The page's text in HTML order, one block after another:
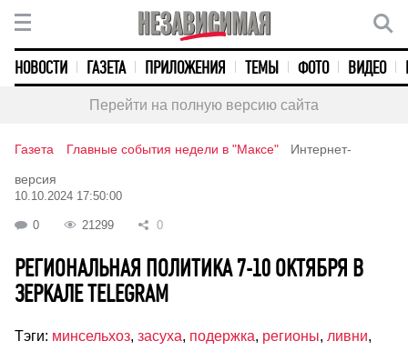
НОВОСТИ ГАЗЕТА ПРИЛОЖЕНИЯ ТЕМЫ ФОТО ВИДЕО
Перейти на полную версию сайта
Газета Главные события недели в "Максе" Интернет-
версия
10.10.2024 17:50:00
0 21299 0
РЕГИОНАЛЬНАЯ ПОЛИТИКА 7-10 ОКТЯБРЯ В
ЗЕРКАЛЕ TELEGRAM
Тэги: минсельхоз, засуха, подержка, регионы, ливни,